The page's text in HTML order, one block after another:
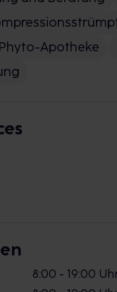
Phyto-Apotheke
8:00 - 19:00